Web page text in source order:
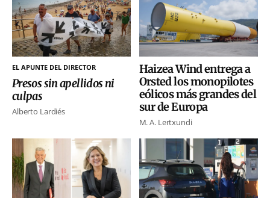
EL APUNTE DEL DIRECTOR
Presos sin apellidos ni
culpas
Alberto Lardiés
Haizea Wind entrega a
Orsted los monopilotes
eólicos más grandes del
sur de Europa
M. A. Lertxundi